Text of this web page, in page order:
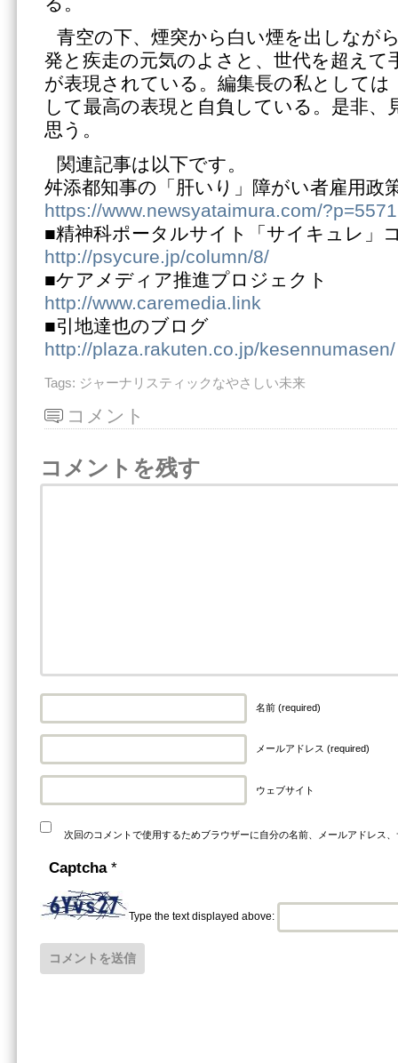
青空の下、煙突から白い煙を出しなが
発と疾走の元気のよさと、世代を超えて
が表現されている。編集長の私としては
して最高の表現と自負している。是非
思う。
関連記事は以下です。
舛添都知事の「肝いり」障がい者雇用政
https://www.newsyataimura.com/?p=5571
■精神科ポータルサイト「サイキュレ」
http://psycure.jp/column/8/
■ケアメディア推進プロジェクト
http://www.caremedia.link
■引地達也のブログ
http://plaza.rakuten.co.jp/kesennumasen/
Tags: ジャーナリスティックなやさしい未来
コメント
コメントを残す
名前 (required)
メールアドレス (required)
ウェブサイト
次回のコメントで使用するためブラウザーに自分の名前、メールアドレス
Captcha *
Type the text displayed above: